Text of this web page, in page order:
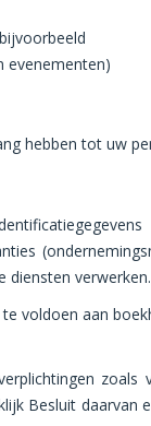
evenementen)
hebben tot uw
diensten verwerken.
voldoen aan
zoals
Besluit daarvan